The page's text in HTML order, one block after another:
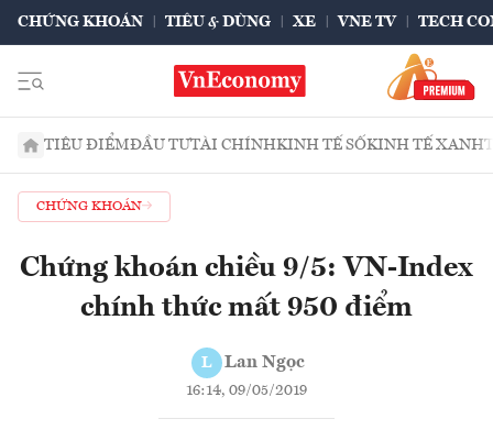
CHỨNG KHOÁN TIÊU & DÙNG XE VNE TV TECH
TIÊU ĐIỂMĐẦU TƯTÀI CHÍNHKINH TẾ SỐKINH TẾ XANH
CHỨNG KHOÁN
Chứng khoán chiều 9/5: VN-Index
chính thức mất 950 điểm
L Lan Ngọc
16:14, 09/05/2019